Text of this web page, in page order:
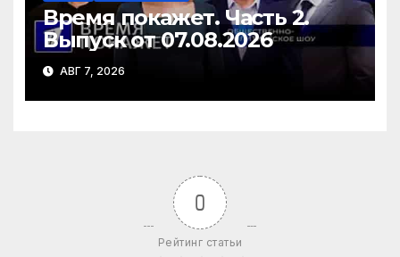
Время покажет. Часть 2.
Выпуск от 07.08.2026
АВГ 7, 2026
0
Рейтинг статьи